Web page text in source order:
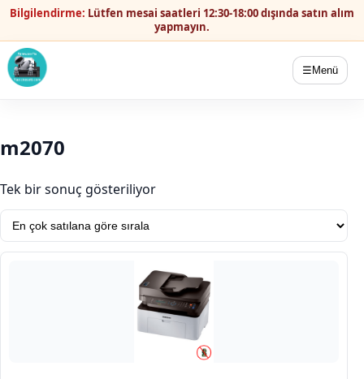
Bilgilendirme: Lütfen mesai saatleri 12:30-18:00 dışında satın alım
yapmayın.
☰ Menü
m2070
Tek bir sonuç gösteriliyor